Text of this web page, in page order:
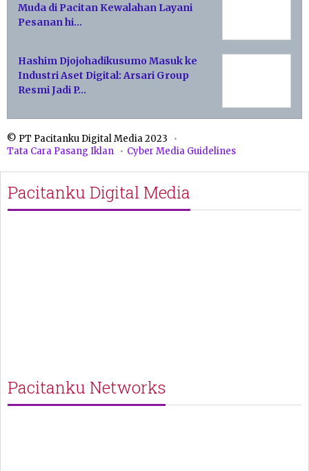
Muda di Pacitan Kewalahan Layani
Pesanan hi…
Hashim Djojohadikusumo Masuk ke
Industri Aset Digital: Arsari Group
Resmi Jadi P…
© PT Pacitanku Digital Media 2023
Tata Cara Pasang Iklan
Cyber Media Guidelines
Pacitanku Digital Media
Pacitanku Networks